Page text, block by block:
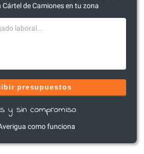
Cártel de Camiones en tu zona
presupuestos
y sin compromiso
como funciona